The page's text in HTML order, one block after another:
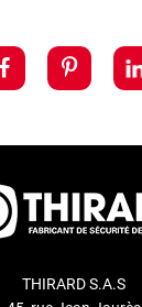
THIRARD S.A.S